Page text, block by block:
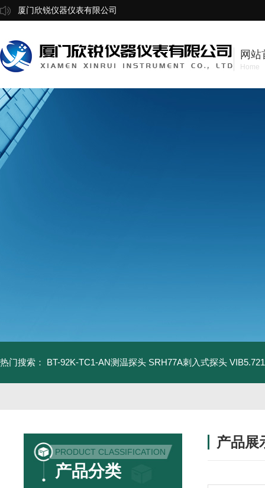
厦门欣锐仪器仪表有限公司
网站
Home
热门搜索： BT-92K-TC1-AN测温探头 SRH77A刺入式探头
PRODUCT CLASSIFICATION
产品分类
产品展